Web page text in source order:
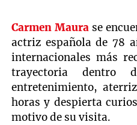
Carmen Maurase
actriz española de 78
internacionales más
trayectoria
entretenimiento,
horas y despierta
motivo de su visita.